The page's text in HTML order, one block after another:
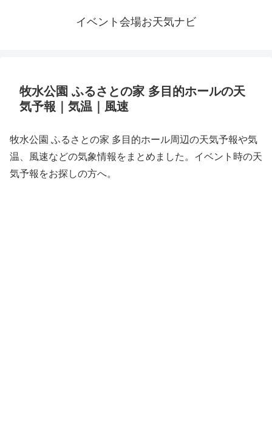
イベント会場お天気ナビ
牧水公園 ふるさとの家 多目的ホールの天
気予報｜気温｜風速
牧水公園 ふるさとの家 多目的ホール周辺の天気予報や気
温、風速などの気象情報をまとめました。イベント時の天
気予報をお探しの方へ。